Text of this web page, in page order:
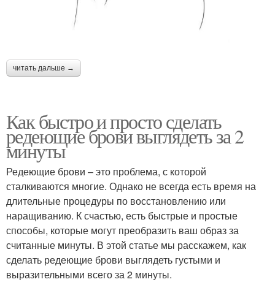
читать дальше →
Как быстро и просто сделать
редеющие брови выглядеть за 2
минуты
Редеющие брови – это проблема, с которой
сталкиваются многие. Однако не всегда есть время на
длительные процедуры по восстановлению или
наращиванию. К счастью, есть быстрые и простые
способы, которые могут преобразить ваш образ за
считанные минуты. В этой статье мы расскажем, как
сделать редеющие брови выглядеть густыми и
выразительными всего за 2 минуты.